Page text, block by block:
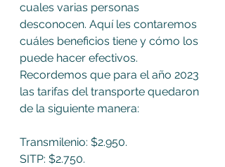
cuales varias personas
desconocen. Aquí les contaremos
cuáles beneficios tiene y cómo los
puede hacer efectivos.
Recordemos que para el año 2023
las tarifas del transporte quedaron
de la siguiente manera:
Transmilenio: $2.950.
SITP: $2.750.